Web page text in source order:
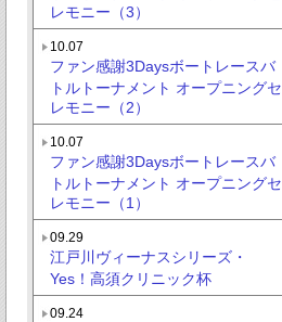
レモニー（3）
10.07
ファン感謝3Daysボートレースバ
トルトーナメント オープニングセ
レモニー（2）
10.07
ファン感謝3Daysボートレースバ
トルトーナメント オープニングセ
レモニー（1）
09.29
江戸川ヴィーナスシリーズ・
Yes！高須クリニック杯
09.24